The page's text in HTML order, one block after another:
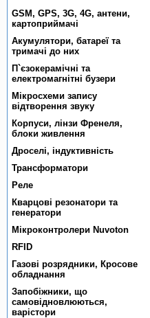
GSM, GPS, 3G, 4G, антени,
картоприймачi
Акумулятори, батареї та
тримачi до них
П`єзокерамiчнi та
електромагнiтнi бузери
Мікросхеми запису
відтворення звуку
Корпуси, лiнзи Френеля,
блоки живлення
Дроселi, iндуктивнiсть
Трансформатори
Реле
Кварцовi резонатори та
генератори
Мiкроконтролери Nuvoton
RFID
Газовi розрядники, Кросове
обладнання
Запобiжники, що
самовiдновлюються,
варiстори